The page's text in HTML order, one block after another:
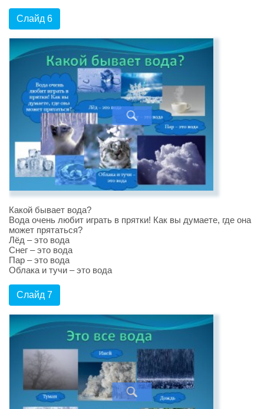
Слайд 6
Какой бывает вода?
Вода очень любит играть в прятки! Как вы думаете, где она
может прятаться?
Лёд – это вода
Снег – это вода
Пар – это вода
Облака и тучи – это вода
Слайд 7